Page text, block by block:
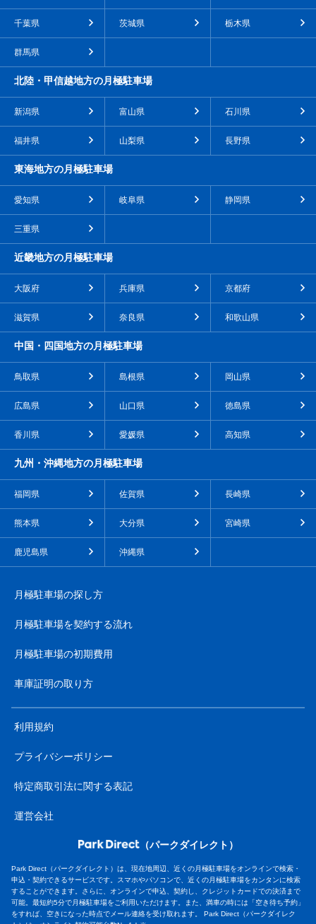
千葉県 茨城県 栃木県
群馬県
北陸・甲信越地方の月極駐車場
新潟県 富山県 石川県
福井県 山梨県 長野県
東海地方の月極駐車場
愛知県 岐阜県 静岡県
三重県
近畿地方の月極駐車場
大阪府 兵庫県 京都府
滋賀県 奈良県 和歌山県
中国・四国地方の月極駐車場
鳥取県 島根県 岡山県
広島県 山口県 徳島県
香川県 愛媛県 高知県
九州・沖縄地方の月極駐車場
福岡県 佐賀県 長崎県
熊本県 大分県 宮崎県
鹿児島県 沖縄県
月極駐車場の探し方
月極駐車場を契約する流れ
月極駐車場の初期費用
車庫証明の取り方
利用規約
プライバシーポリシー
特定商取引法に関する表記
運営会社
（パークダイレクト）
Park Direct（パークダイレクト）は、現在地周辺、近くの月極駐車場をオンラインで検索・
申込・契約できるサービスです。スマホやパソコンで、近くの月極駐車場をカンタンに検索
することができます。さらに、オンラインで申込、契約し、クレジットカードでの決済まで
可能。最短約5分で月極駐車場をご利用いただけます。また、満車の時には「空き待ち予約」
をすれば、空きになった時点でメール連絡を受け取れます。 Park Direct（パークダイレク